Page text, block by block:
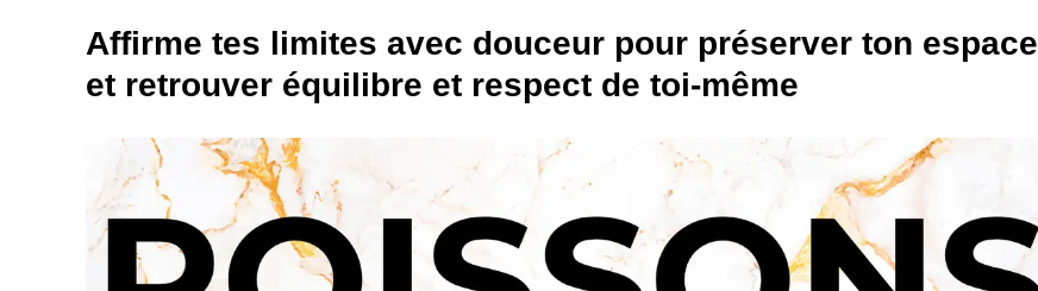
Affirme tes limites avec douceur pour préserver ton espace
et retrouver équilibre et respect de toi-même